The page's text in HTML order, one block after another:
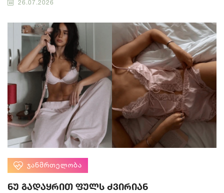
26.07.2026
ᲯᲐᲜᲛᲠᲗᲔᲚᲝᲑᲐ
ნუ გადაყრით ფულს ძვირიან